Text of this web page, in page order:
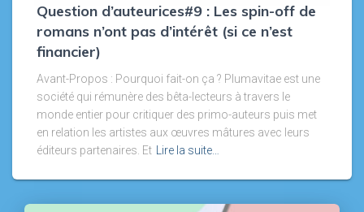
Question d’auteurices#9 : Les spin-off de
romans n’ont pas d’intérêt (si ce n’est
financier)
Avant-Propos : Pourquoi fait-on ça ? Plumavitae est une
société qui rémunère des bêta-lecteurs à travers le
monde entier pour critiquer des primo-auteurs puis met
en relation les artistes aux œuvres mâtures avec leurs
éditeurs partenaires. Et
Lire la suite…